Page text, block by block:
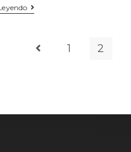
Litora
Torqent
Ir a la página anterior
1 2